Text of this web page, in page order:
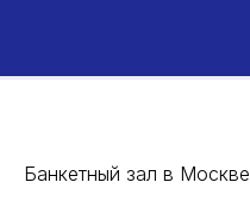
Банкетный зал в Москве